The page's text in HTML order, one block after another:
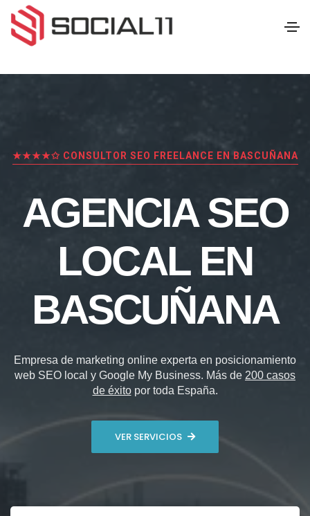
★★★★✩ CONSULTOR SEO FREELANCE EN BASCUÑANA
AGENCIA SEO
LOCAL EN
BASCUÑANA
Empresa de marketing online experta en posicionamiento
web SEO local y Google My Business. Más de 200 casos
de éxitopor toda España.
VER SERVICIOS